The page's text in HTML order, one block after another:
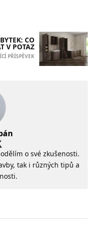
CO
V POTAZ
PŘÍSPĚVEK
o své zkušenosti.
tak i různých tipů a